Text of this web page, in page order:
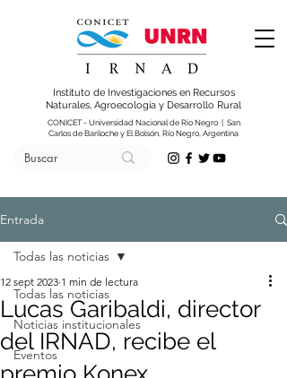
Instituto de Investigaciones en Recursos
Naturales, Agroecología y Desarrollo Rural
CONICET - Universidad Nacional de Río Negro | San
Carlos de Bariloche y El Bolsón, Río Negro, Argentina
Entrada
Todas las noticias
Noticias institucionales
Eventos
Todas las noticias
Lucas Garibaldi, director
del IRNAD, recibe el
12 sept 2023 1 min de lectura